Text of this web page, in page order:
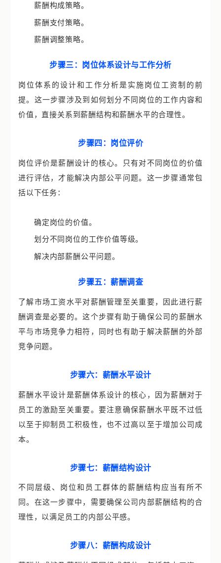
薪酬构成策略。
薪酬支付策略。
薪酬调整策略。
步骤三：岗位体系设计与工作分析
岗位体系的设计和工作分析是实施岗位工资制的前
提。这一步骤涉及到如何划分不同岗位的工作内容和
价值，直接关系到薪酬结构和薪酬水平的合理性。
步骤四：岗位评价
岗位评价是薪酬设计的核心。只有对不同岗位的价值
进行评估，才能解决内部公平问题。这一步骤通常包
括以下任务：
确定岗位的价值。
划分不同岗位的工作价值等级。
解决内部薪酬公平问题。
步骤五：薪酬调查
了解市场工资水平对薪酬管理至关重要，因此进行薪
酬调查是必要的。这个步骤有助于确保公司的薪酬水
平与市场竞争力相符，同时也有助于解决薪酬的外部
竞争问题。
步骤六：薪酬水平设计
薪酬水平设计是薪酬体系设计的核心，因为薪酬对于
员工的激励至关重要。要注意确保薪酬水平既不过低
以至于抑制员工积极性，也不过高以至于增加公司成
本。
步骤七：薪酬结构设计
不同层级、岗位和员工群体的薪酬结构应当有所不
同。在这一步骤中，需要确保公司内部薪酬结构的合
理性，以满足员工的内部公平感。
步骤八：薪酬构成设计